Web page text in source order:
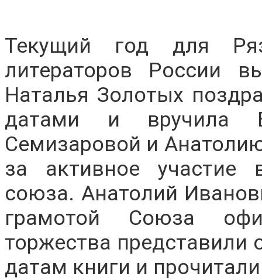
Текущий год для
литераторов России
Наталья Золотых
датами и вручила
Семизаровой и
за активное участие
союза. Анатолий
грамотой Союза
торжества
датам книги и